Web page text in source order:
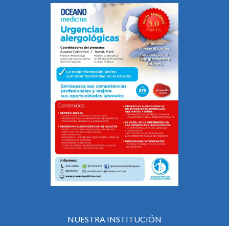
NUESTRA INSTITUCIÓN